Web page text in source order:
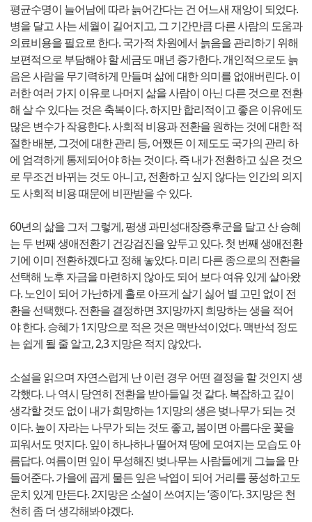
평균수명이 늘어남에 따라 늙어간다는 건 어느새 재앙이 되었다.
병을 달고 사는 세월이 길어지고, 그 기간만큼 다른 사람의 도움과
의료비용을 필요로 한다. 국가적 차원에서 늙음을 관리하기 위해
보편적으로 부담해야 할 세금도 매년 증가한다. 개인적으로도 늙
음은 사람을 무기력하게 만들며 삶에 대한 의미를 없애버린다. 이
러한 여러 가지 이유로 나머지 삶을 사람이 아닌 다른 것으로 전환
해 살 수 있다는 것은 축복이다. 하지만 합리적이고 좋은 이유에도
많은 변수가 작용한다. 사회적 비용과 전환을 원하는 것에 대한 적
절한 배분, 그것에 대한 관리 등, 어쨌든 이 제도도 국가의 관리 하
에 엄격하게 통제되어야 하는 것이다. 즉 내가 전환하고 싶은 것으
로 무조건 바뀌는 것도 아니고, 전환하고 싶지 않다는 인간의 의지
도 사회적 비용 때문에 비판받을 수 있다.
60년의 삶을 그저 그렇게, 평생 과민성대장증후군을 달고 산 승혜
는 두 번째 생애전환기 건강검진을 앞두고 있다. 첫 번째 생애전환
기에 이미 전환하겠다고 정해 놓았다. 미리 다른 종으로의 전환을
선택해 노후 자금을 마련하지 않아도 되어 보다 여유 있게 살아왔
다. 노인이 되어 가난하게 홀로 아프게 살기 싫어 별 고민 없이 전
환을 선택했다. 전환을 결정하면 3지망까지 희망하는 생을 적어
야 한다. 승혜가 1지망으로 적은 것은 맥반석이었다. 맥반석 정도
는 쉽게 될 줄 알고, 2,3 지망은 적지 않았다.
소설을 읽으며 자연스럽게 난 이런 경우 어떤 결정을 할 것인지 생
각했다. 나 역시 당연히 전환을 받아들일 것 같다. 복잡하고 깊이
생각할 것도 없이 내가 희망하는 1지망의 생은 벚나무가 되는 것
이다. 높이 자라는 나무가 되는 것도 좋고, 봄이면 아름다운 꽃을
피워서도 멋지다. 잎이 하나하나 떨어져 땅에 모여지는 모습도 아
름답다. 여름이면 잎이 무성해진 벚나무는 사람들에게 그늘을 만
들어준다. 가을에 곱게 물든 잎은 낙엽이 되어 거리를 풍성하고도
운치 있게 만든다. 2지망은 소설이 쓰여지는 ‘종이’다. 3지망은 천
천히 좀 더 생각해봐야겠다.